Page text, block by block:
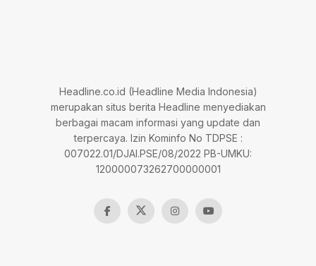
Headline.co.id (Headline Media Indonesia)
merupakan situs berita Headline menyediakan
berbagai macam informasi yang update dan
terpercaya. Izin Kominfo No TDPSE :
007022.01/DJAI.PSE/08/2022 PB-UMKU:
120000073262700000001